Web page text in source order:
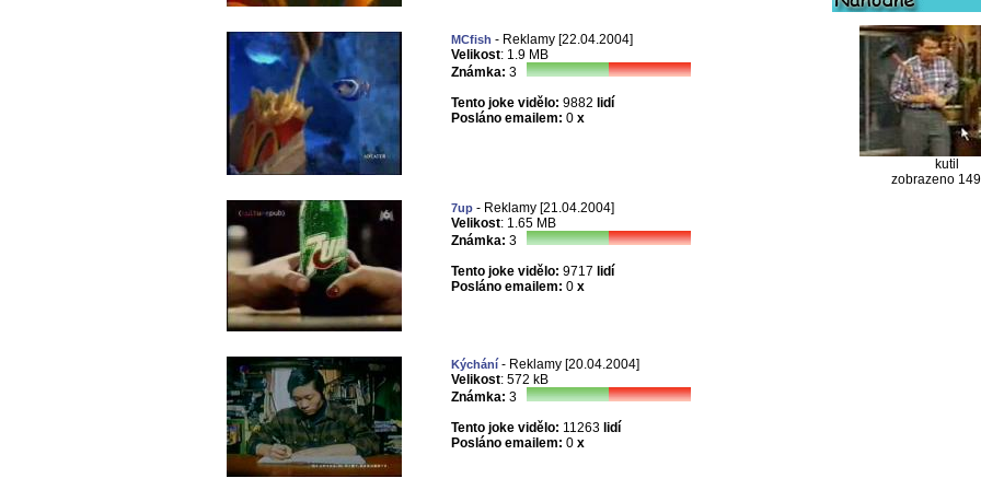
kutil
zobrazeno
MCfish - Reklamy [22.04.2004]
Velikost: 1.9 MB
Známka: 3
Tento joke vidělo: 9882 lidí
Posláno emailem: 0 x
7up- Reklamy [21.04.2004]
Velikost: 1.65 MB
Známka: 3
Tento joke vidělo: 9717 lidí
Posláno emailem: 0 x
Kýchání- Reklamy [20.04.2004]
Velikost: 572 kB
Známka: 3
Tento joke vidělo: 11263 lidí
Posláno emailem: 0 x